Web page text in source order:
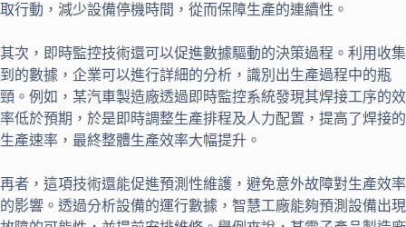
取行動，減少設備停機時間，從而保障生產的連續性。
其次，即時監控技術還可以促進數據驅動的決策過程。利用收集
到的數據，企業可以進行詳細的分析，識別出生產過程中的瓶
頸。例如，某汽車製造廠透過即時監控系統發現其焊接工序的效
率低於預期，於是即時調整生產排程及人力配置，提高了焊接的
生產速率，最終整體生產效率大幅提升。
再者，這項技術還能促進預測性維護，避免意外故障對生產效率
的影響。透過分析設備的運行數據，智慧工廠能夠預測設備出現